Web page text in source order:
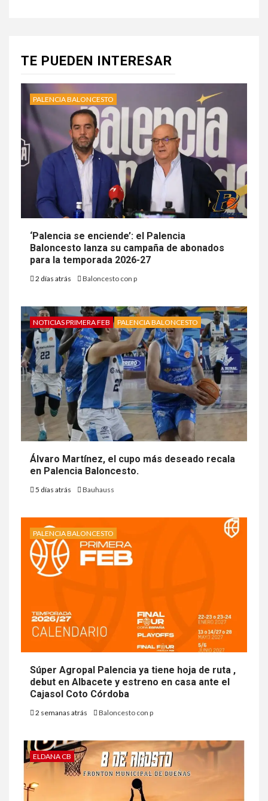
TE PUEDEN INTERESAR
PALENCIA BALONCESTO
‘Palencia se enciende’: el Palencia
Baloncesto lanza su campaña de abonados
para la temporada 2026-27
2 días atrás Baloncesto con p
NOTICIAS PRIMERA FEB PALENCIA BALONCESTO
Álvaro Martínez, el cupo más deseado recala
en Palencia Baloncesto.
5 días atrás Bauhauss
PALENCIA BALONCESTO
Súper Agropal Palencia ya tiene hoja de ruta ,
debut en Albacete y estreno en casa ante el
Cajasol Coto Córdoba
2 semanas atrás Baloncesto con p
ELDANA CB